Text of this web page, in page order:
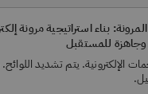
المرونة: بناء استراتيجية مرونة
للمستقبل
الإلكترونية. يتم تشديد